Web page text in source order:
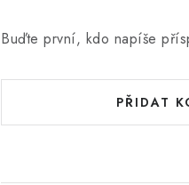
Buďte první, kdo napíše
PŘIDAT